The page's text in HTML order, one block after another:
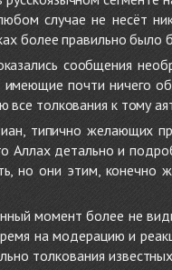
случае не несёт
более правильно было
сообщения
имеющие почти
толкования к тому
типично желающих
Аллах детально и
но они этим, конечно
момент более не
на модерацию и
толкования